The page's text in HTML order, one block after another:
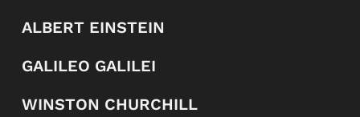
ALBERT EINSTEIN
GALILEO GALILEI
WINSTON CHURCHILL